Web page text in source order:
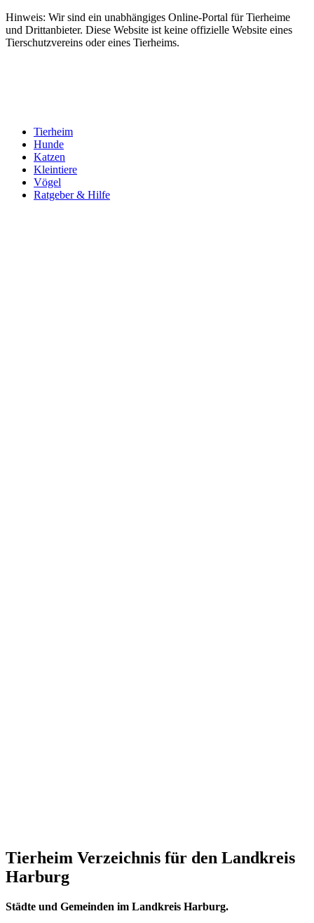
Hinweis: Wir sind ein unabhängiges Online-Portal für Tierheime
und Drittanbieter. Diese Website ist keine offizielle Website eines
Tierschutzvereins oder eines Tierheims.
Tierheim
Hunde
Katzen
Kleintiere
Vögel
Ratgeber & Hilfe
Tierheim Verzeichnis für den Landkreis
Harburg
Städte und Gemeinden im Landkreis Harburg.